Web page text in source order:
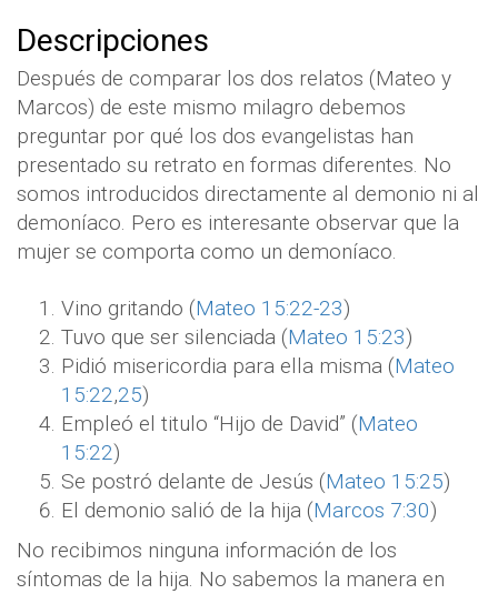
Descripciones
Después de comparar los dos relatos (Mateo y
Marcos) de este mismo milagro debemos
preguntar por qué los dos evangelistas han
presentado su retrato en formas diferentes. No
somos introducidos directamente al demonio ni al
demoníaco. Pero es interesante observar que la
mujer se comporta como un demoníaco.
Vino gritando (Mateo 15:22-23)
Tuvo que ser silenciada (Mateo 15:23)
Pidió misericordia para ella misma (Mateo
15:22,25)
Empleó el titulo “Hijo de David” (Mateo
15:22)
Se postró delante de Jesús (Mateo 15:25)
El demonio salió de la hija (Marcos 7:30)
No recibimos ninguna información de los
síntomas de la hija. No sabemos la manera en